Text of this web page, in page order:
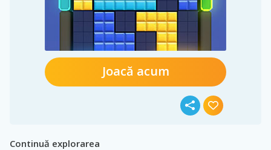
Joacă acum
Continuă explorarea